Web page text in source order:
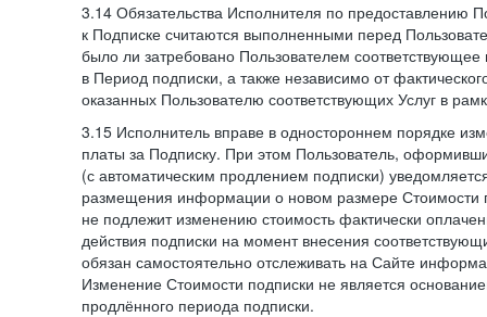
3.14 Обязательства Исполнителя по предоставлению
к Подписке считаются выполненными перед
было ли затребовано Пользователем
в Период подписки, а также независимо от
оказанных Пользователю соответствующих Услуг в
3.15 Исполнитель вправе в одностороннем порядке
платы за Подписку. При этом Пользователь,
(с автоматическим продлением подписки)
размещения информации о новом размере Стоимости
не подлежит изменению стоимость фактически
действия подписки на момент внесения
обязан самостоятельно отслеживать на Сайте
Изменение Стоимости подписки не является
продлённого периода подписки.